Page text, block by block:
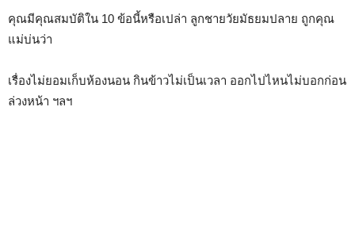
คุณมีคุณสมบัติใน 10 ข้อนี้หรือเปล่า ลูกชายวัยมัธยมปลาย ถูกคุณ
แม่บ่นว่า
เรื่องไม่ยอมเก็บห้องนอน กินข้าวไม่เป็นเวลา ออกไปไหนไม่บอกก่อน
ล่วงหน้า ฯลฯ